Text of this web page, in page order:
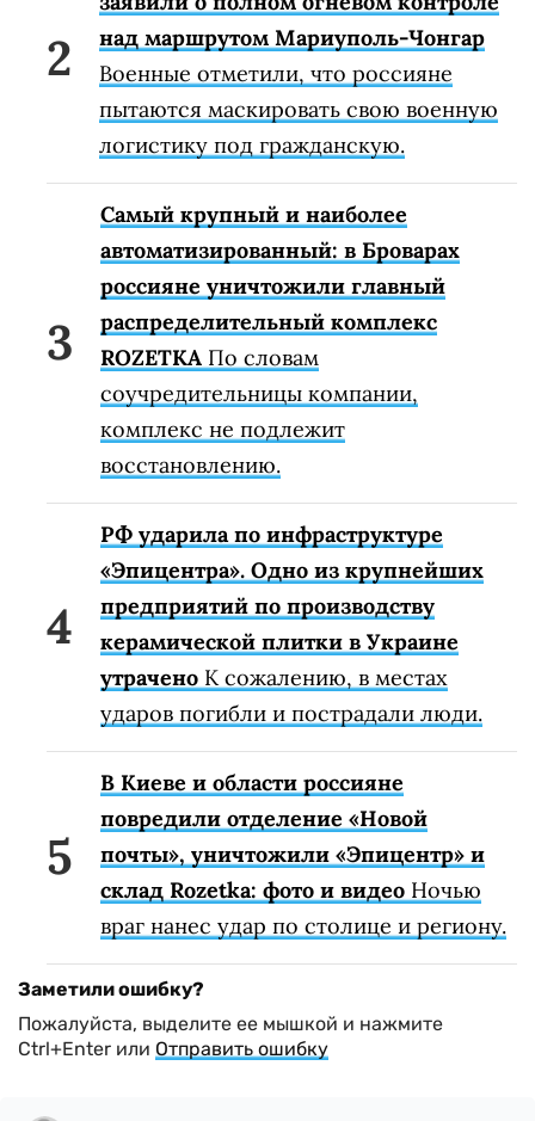
над маршрутом Мариуполь-Чонгар
Военные отметили, что россияне
пытаются маскировать свою военную
логистику под гражданскую.
Самый крупный и наиболее
автоматизированный: в Броварах
россияне уничтожили главный
распределительный комплекс
ROZETKA По словам
соучредительницы компании,
комплекс не подлежит
восстановлению.
РФ ударила по инфраструктуре
«Эпицентра». Одно из крупнейших
предприятий по производству
керамической плитки в Украине
утрачено К сожалению, в местах
ударов погибли и пострадали люди.
В Киеве и области россияне
повредили отделение «Новой
почты», уничтожили «Эпицентр» и
склад Rozetka: фото и видео Ночью
враг нанес удар по столице и региону.
Заметили ошибку?
Пожалуйста, выделите ее мышкой и нажмите
Ctrl+Enter или Отправить ошибку